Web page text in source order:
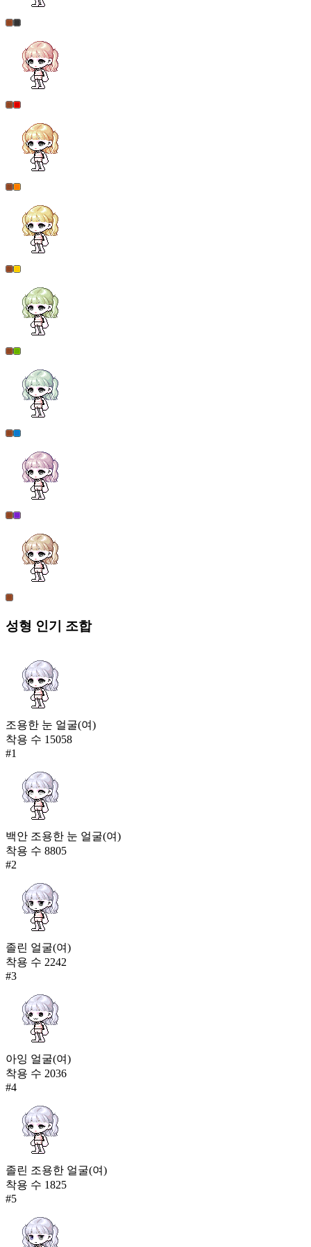
성형 인기 조합
조용한 눈 얼굴(여)
착용 수 15058
#1
백안 조용한 눈 얼굴(여)
착용 수 8805
#2
졸린 얼굴(여)
착용 수 2242
#3
아잉 얼굴(여)
착용 수 2036
#4
졸린 조용한 얼굴(여)
착용 수 1825
#5